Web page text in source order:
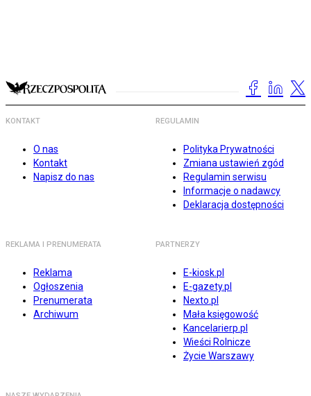
KONTAKT
O nas
Kontakt
Napisz do nas
REGULAMIN
Polityka Prywatności
Zmiana ustawień zgód
Regulamin serwisu
Informacje o nadawcy
Deklaracja dostępności
REKLAMA I PRENUMERATA
Reklama
Ogłoszenia
Prenumerata
Archiwum
PARTNERZY
E-kiosk.pl
E-gazety.pl
Nexto.pl
Mała księgowość
Kancelarierp.pl
Wieści Rolnicze
Życie Warszawy